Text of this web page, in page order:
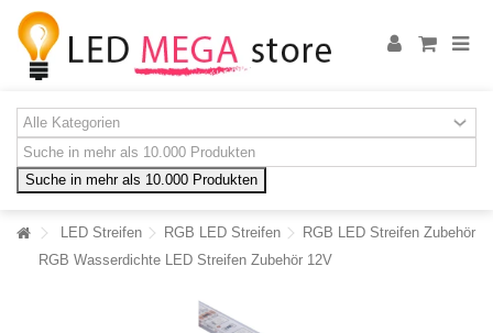
Suche in mehr als 10.000 Produkten
LED Streifen RGB LED Streifen
RGB LED Streifen Zubehör
RGB Wasserdichte LED Streifen Zubehör 12V